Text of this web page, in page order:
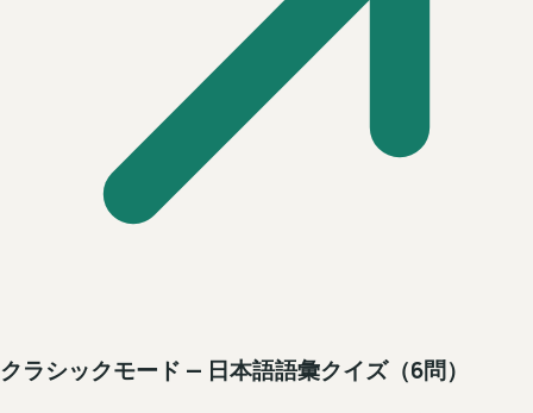
クラシックモード — 日本語語彙クイズ（6問）